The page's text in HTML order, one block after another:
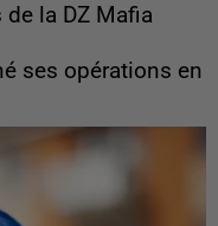
de la DZ Mafia
ses opérations en